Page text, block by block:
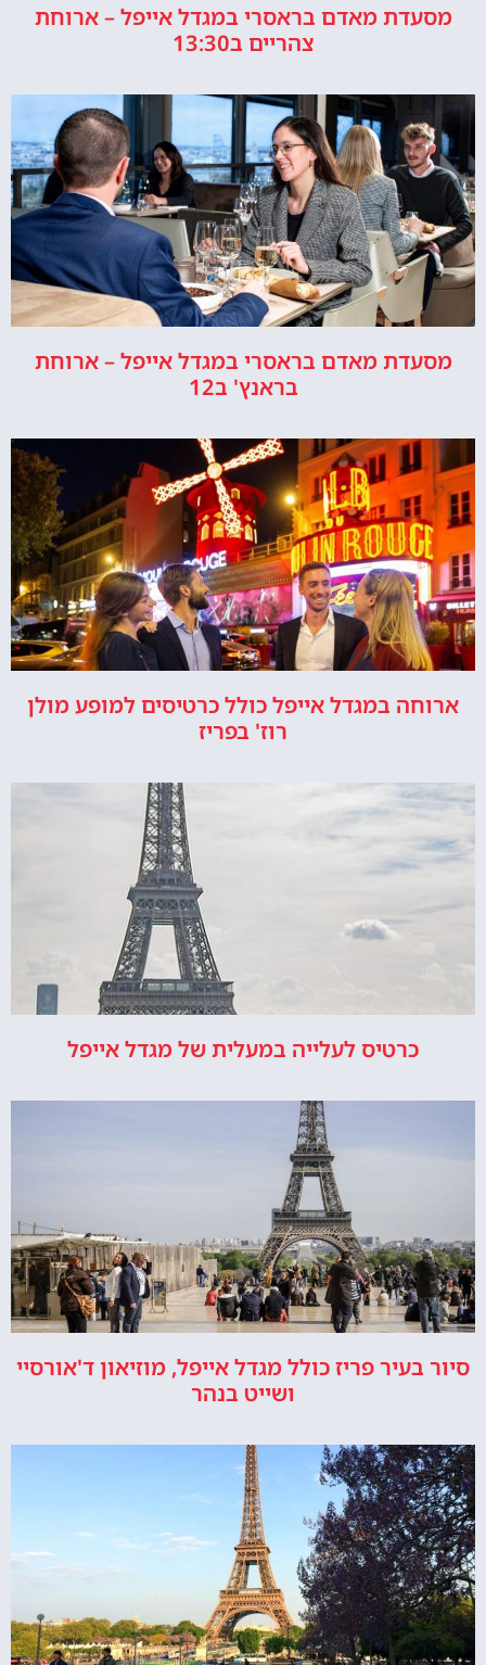
מסעדת מאדם בראסרי במגדל אייפל – ארוחת
צהריים ב13:30
מסעדת מאדם בראסרי במגדל אייפל – ארוחת
בראנץ' ב12
ארוחה במגדל אייפל כולל כרטיסים למופע מולן
רוז' בפריז
כרטיס לעלייה במעלית של מגדל אייפל
סיור בעיר פריז כולל מגדל אייפל, מוזיאון ד'אורסיי
ושייט בנהר